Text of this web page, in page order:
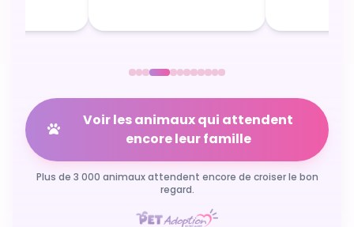
Voir les animaux qui attendent
encore leur famille
Plus de 3 000 animaux attendent encore de croiser le bon
regard.